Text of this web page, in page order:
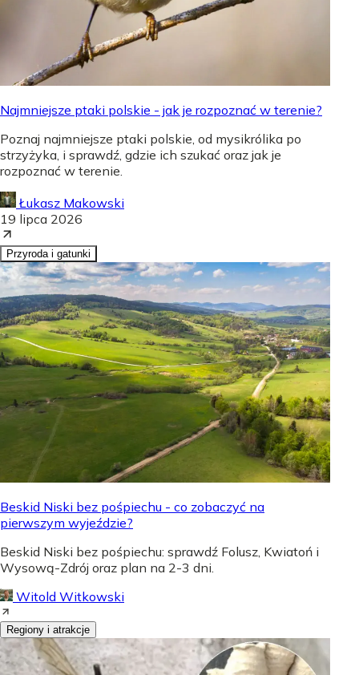
Najmniejsze ptaki polskie - jak je rozpoznać w terenie?
Poznaj najmniejsze ptaki polskie, od mysikrólika po
strzyżyka, i sprawdź, gdzie ich szukać oraz jak je
rozpoznać w terenie.
Łukasz Makowski
19 lipca 2026
Przyroda i gatunki
Beskid Niski bez pośpiechu - co zobaczyć na
pierwszym wyjeździe?
Beskid Niski bez pośpiechu: sprawdź Folusz, Kwiatoń i
Wysową-Zdrój oraz plan na 2-3 dni.
Witold Witkowski
Regiony i atrakcje